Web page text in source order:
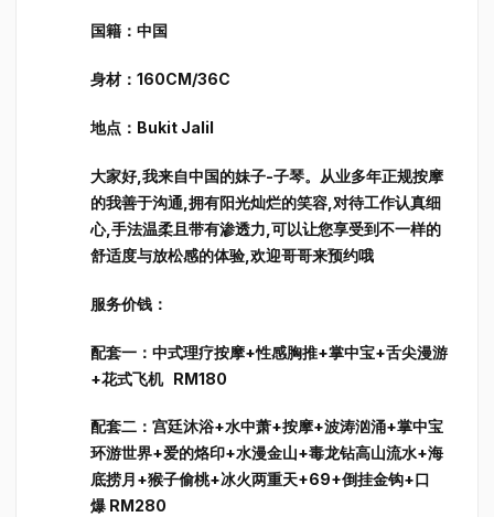
国籍：中国
身材：160CM/36C
地点：Bukit Jalil
大家好,我来自中国的妹子-子琴。从业多年正规按摩
的我善于沟通,拥有阳光灿烂的笑容,对待工作认真细
心,手法温柔且带有渗透力,可以让您享受到不一样的
舒适度与放松感的体验,欢迎哥哥来预约哦
服务价钱：
配套一：中式理疗按摩+性感胸推+掌中宝+舌尖漫游
+花式飞机 RM180
配套二：宫廷沐浴+水中萧+按摩+波涛汹涌+掌中宝
环游世界+爱的烙印+水漫金山+毒龙钻高山流水+海
底捞月+猴子偷桃+冰火两重天+69+倒挂金钩+口
爆 RM280